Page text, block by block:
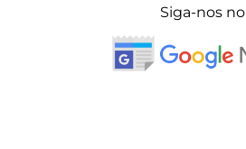
Siga-nos no